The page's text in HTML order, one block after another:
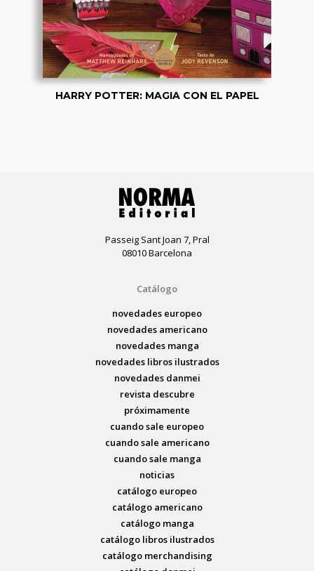
HARRY POTTER: MAGIA CON EL PAPEL
Passeig Sant Joan 7, Pral
08010 Barcelona
Catálogo
novedades europeo
novedades americano
novedades manga
novedades libros ilustrados
novedades danmei
revista descubre
próximamente
cuando sale europeo
cuando sale americano
cuando sale manga
noticias
catálogo europeo
catálogo americano
catálogo manga
catálogo libros ilustrados
catálogo merchandising